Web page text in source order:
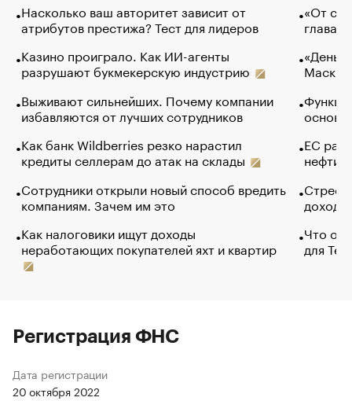
Насколько ваш авторитет зависит от
атрибутов престижа? Тест для лидеров
Казино проиграло. Как ИИ-агенты
разрушают букмекерскую индустрию
Выживают сильнейших. Почему компании
избавляются от лучших сотрудников
Как банк Wildberries резко нарастил
кредиты селлерам до атак на склады
Сотрудники открыли новый способ вредить
компаниям. Зачем им это
Как налоговики ищут доходы
неработающих покупателей яхт и квартир
«От
глава
Маск в
основ
ЕС
нефти
Что
для
Регистрация ФНС
Дата регистрации
20 октября 2022